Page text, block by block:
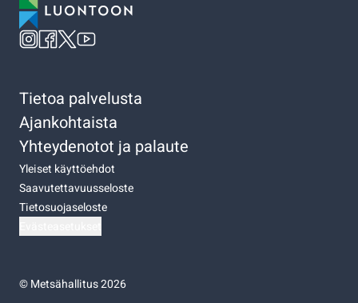
Tietoa palvelusta
Ajankohtaista
Yhteydenotot ja palaute
Yleiset käyttöehdot
Saavutettavuusseloste
Tietosuojaseloste
©Metsähallitus 2026